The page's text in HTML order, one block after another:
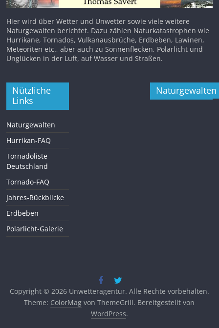
Hier wird über Wetter und Unwetter sowie viele weitere
Naturgewalten berichtet. Dazu zählen Naturkatastrophen wie
Hurrikane, Tornados, Vulkanausbrüche, Erdbeben, Lawinen,
Meteoriten etc., aber auch zu Sonnenflecken, Polarlicht und
Unglücken in der Luft, auf Wasser und Straßen.
Nützliche
Links
Naturgewalten
Hurrikan-FAQ
Tornadoliste
Deutschland
Tornado-FAQ
Jahres-Rückblicke
Erdbeben
Polarlicht-Galerie
Naturgewalten
Copyright © 2026 Unwetteragentur. Alle Rechte vorbehalten.
Theme: ColorMag von ThemeGrill. Bereitgestellt von
WordPress.